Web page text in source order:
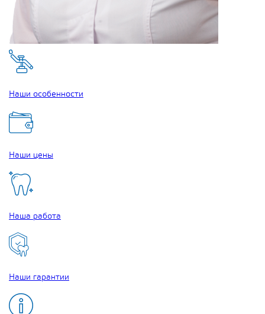
Наши особенности
Наши цены
Наша работа
Наши гарантии